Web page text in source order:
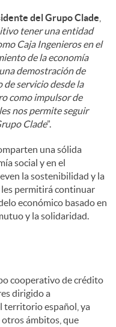
del Grupo Clade
tener una entidad
Caja Ingenieros en el
de la economía
demostración de
servicio desde la
como impulsor de
nos permite seguir
Clade”.
una sólida
social y en el
la sostenibilidad y la
les permitirá continuar
económico basado en
y la solidaridad.
cooperativo de crédito
dirigido a
territorio español, ya
otros ámbitos, que